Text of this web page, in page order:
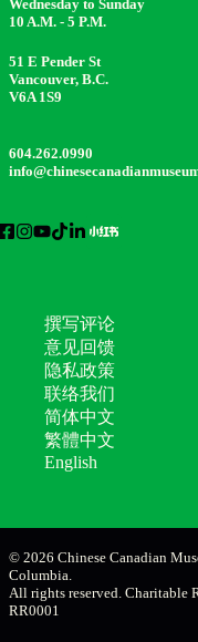
Wednesday to Sunday
10 A.M. - 5 P.M.
51 E Pender St
Vancouver, B.C.
V6A 1S9
604.262.0990
撰写评论
意见回馈
隐私政策
联络我们
简体中文
繁體中文
English
© 2026 Chinese Canadian
Columbia.
All rights reserved. Charitable
RR0001